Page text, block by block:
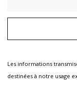
Les informations
destinées à notre usage